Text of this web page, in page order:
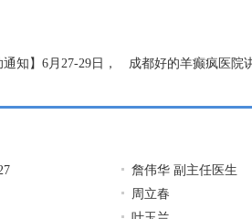
知】6月27-29日，
成都好的羊癫疯医院
詹伟华 副主任医生
周立春